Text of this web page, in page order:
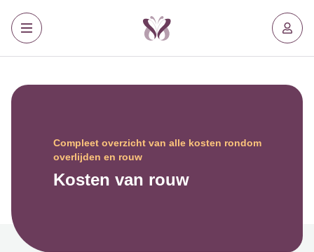
Compleet overzicht van alle kosten rondom
overlijden en rouw
Kosten van rouw